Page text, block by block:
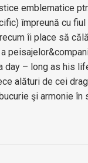
emblematice
împreună cu
îi place să
day – long as his
alături de cei
şi armonie în